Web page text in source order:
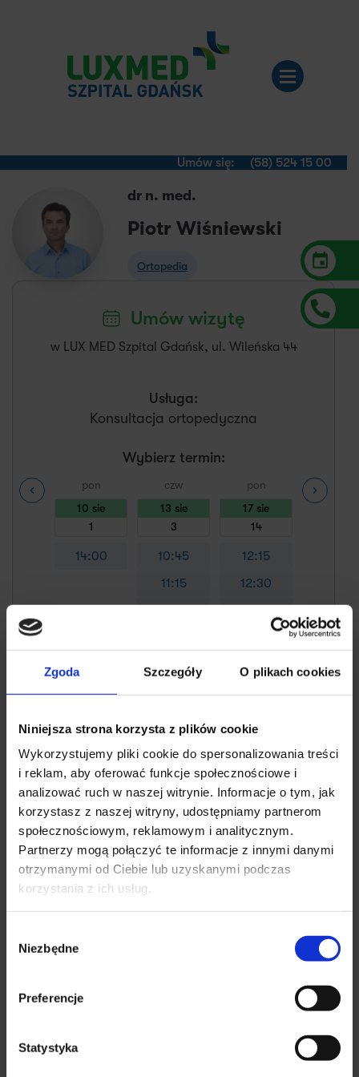
Zgoda Szczegóły O plikach cookies
Niniejsza strona korzysta z plików cookie
Wykorzystujemy pliki cookie do spersonalizowania treści
i reklam, aby oferować funkcje społecznościowe i
analizować ruch w naszej witrynie. Informacje o tym, jak
korzystasz z naszej witryny, udostępniamy partnerom
społecznościowym, reklamowym i analitycznym.
Partnerzy mogą połączyć te informacje z innymi danymi
otrzymanymi od Ciebie lub uzyskanymi podczas
korzystania z ich usług.
zgody
Niezbędne
Preferencje
Statystyka
Umów się: (58) 524 15 00
dr n. med.
Piotr Wiśniewski
Ortopedia
Umów wizytę
w LUX MED Szpital Gdańsk, ul. Wileńska 44
Usługa:
Konsultacja ortopedyczna
Wybierz termin:
pon
10 sie
1
14:00
czw
13 sie
3
10:45
11:15
pon
17 sie
14
12:15
12:30
13:15
13:30
14:00
14:15
14:30
14:45
15:00
15:30
10:00
10:15
10:30
10:45
11:15
11:45
Zakres porad/choroby Wiek pacjentów Wykształcenie
Zakres porad/choroby
Konsultacja ortopedyczna Ból kolana Ból barku
Artroskopia Operacja szwu ścięgna Achillesa
Wiek pacjentów
Wykształcenie
1997 r. – uzyskanie I stopnia specjalizacji z Ortopedii i